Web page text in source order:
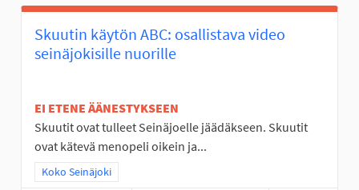
Skuutin käytön ABC: osallistava video
seinäjokisille nuorille
EI ETENE ÄÄNESTYKSEEN
Skuutit ovat tulleet Seinäjoelle jäädäkseen. Skuutit
ovat kätevä menopeli oikein ja...
Rajaa tulokset teeman mukaan: Koko Seinäjoki
Koko Seinäjoki